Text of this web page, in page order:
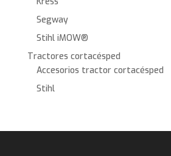
Segway
Stihl iMOW®
Tractores cortacésped
Accesorios tractor cortacésped
Stihl